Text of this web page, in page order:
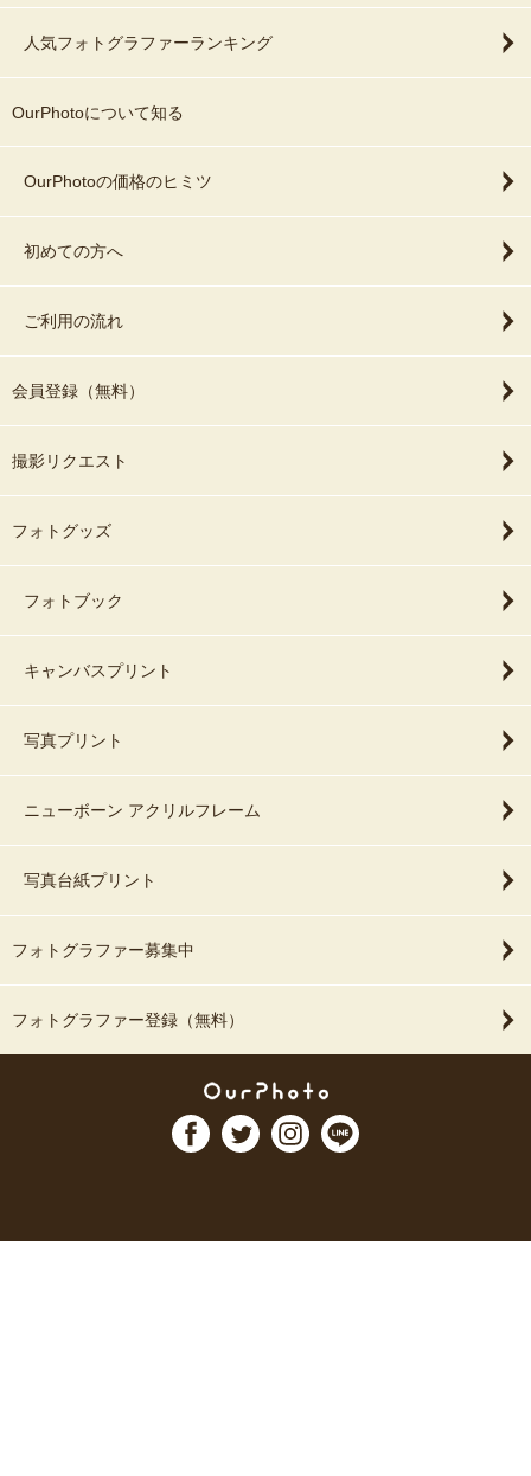
人気フォトグラファーランキング
OurPhotoについて知る
OurPhotoの価格のヒミツ
初めての方へ
ご利用の流れ
会員登録（無料）
撮影リクエスト
フォトグッズ
フォトブック
キャンバスプリント
写真プリント
ニューボーン アクリルフレーム
写真台紙プリント
フォトグラファー募集中
フォトグラファー登録（無料）